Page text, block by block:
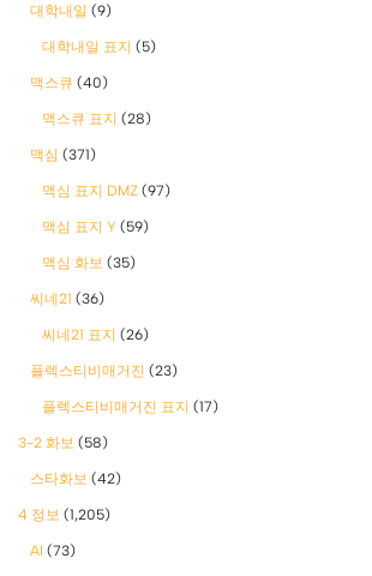
대학내일 (9)
대학내일 표지 (5)
맥스큐 (40)
맥스큐 표지 (28)
맥심 (371)
맥심 표지 DMZ (97)
맥심 표지 Y (59)
맥심 화보 (35)
씨네21 (36)
씨네21 표지 (26)
플렉스티비매거진 (23)
플렉스티비매거진 표지 (17)
3-2 화보 (58)
스타화보 (42)
4 정보 (1,205)
AI (73)